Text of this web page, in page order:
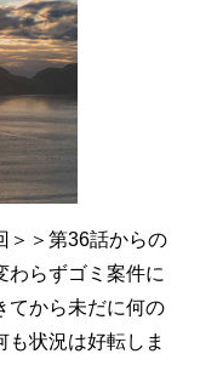
＞＞第36話からの
わらずゴミ案件に
てから未だに何の
状況は好転しま